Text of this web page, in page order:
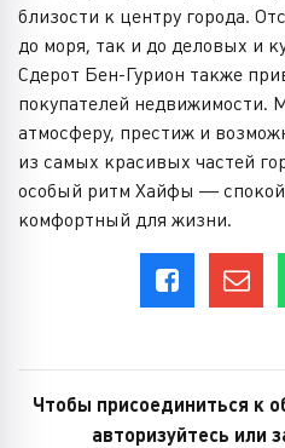
близости к центру города.
до моря, так и до деловых и
Сдерот Бен-Гурион также
покупателей недвижимости.
атмосферу, престиж и
из самых красивых частей
особый ритм Хайфы —
комфортный для жизни.
Чтобы присоединиться к
авторизуйтесь или